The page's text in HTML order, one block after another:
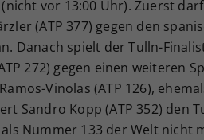
vor 13:00 Uhr). Zuerst
(ATP 377) gegen den
Danach spielt der Tulln-
272) gegen einen weiteren
Vinolas (ATP 126),
Sandro Kopp (ATP 352) den
Nummer 133 der Welt nicht